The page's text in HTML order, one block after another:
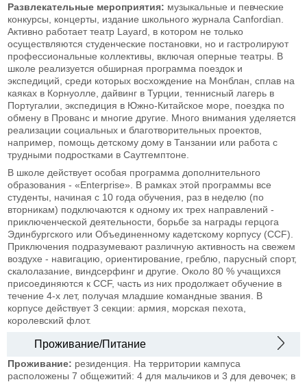
Развлекательные мероприятия: музыкальные и певческие
конкурсы, концерты, издание школьного журнала Canfordian.
Активно работает театр Layard, в котором не только
осуществляются студенческие постановки, но и гастролируют
профессиональные коллективы, включая оперные театры. В
школе реализуется обширная программа поездок и
экспедиций, среди которых восхождение на Монблан, сплав на
каяках в Корнуолле, дайвинг в Турции, теннисный лагерь в
Португалии, экспедиция в Южно-Китайское море, поездка по
обмену в Прованс и многие другие. Много внимания уделяется
реализации социальных и благотворительных проектов,
например, помощь детскому дому в Танзании или работа с
трудными подростками в Саутгемптоне.
В школе действует особая программа дополнительного
образования - «Enterprise». В рамках этой программы все
студенты, начиная с 10 года обучения, раз в неделю (по
вторникам) подключаются к одному их трех направлений -
приключенческой деятельности, борьбе за награды герцога
Эдинбургского или Объединенному кадетскому корпусу (CCF).
Приключения подразумевают различную активность на свежем
воздухе - навигацию, ориентирование, греблю, парусный спорт,
скалолазание, виндсерфинг и другие. Около 80 % учащихся
присоединяются к CCF, часть из них продолжает обучение в
течение 4-х лет, получая младшие командные звания. В
корпусе действует 3 секции: армия, морская пехота,
королевский флот.
Проживание/Питание
Проживание: резиденция. На территории кампуса
расположены 7 общежитий: 4 для мальчиков и 3 для девочек; в